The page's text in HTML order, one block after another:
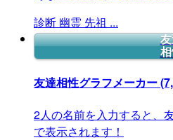
診断 幽霊 先祖 ...
友達相性グラフメーカー
2人の名前を入力すると、
で表示されます！